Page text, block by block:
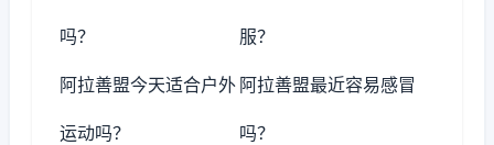
吗？ 服？
阿拉善盟今天适合户外
运动吗？
阿拉善盟最近容易感冒
吗？